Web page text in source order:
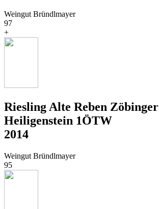
Weingut Bründlmayer
97
+
Riesling Alte Reben Zöbinger
Heiligenstein 1ÖTW
2014
Weingut Bründlmayer
95